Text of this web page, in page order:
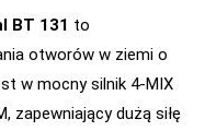
BT 131 to
otworów w ziemi o
w mocny silnik 4-MIX
zapewniający dużą siłę